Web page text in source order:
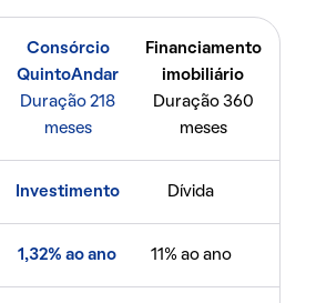
Consórcio
QuintoAndar
Duração 218
meses
Financiamento
imobiliário
Duração 360
meses
Investimento Dívida
1,32% ao ano 11% ao ano